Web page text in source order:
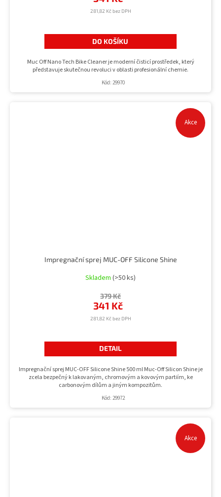
281,82 Kč bez DPH
DO KOŠÍKU
Muc Off Nano Tech Bike Cleaner je moderní čisticí prostředek, který
představuje skutečnou revoluci v oblasti profesionální chemie.
Kód: 29970
Akce
Impregnační sprej MUC-OFF Silicone Shine
Skladem (>50 ks)
281,82 Kč bez DPH
341 Kč
379 Kč
DETAIL
Impregnační sprej MUC-OFF Silicone Shine 500 ml Muc-Off Silicon Shine je
zcela bezpečný k lakovaným, chromovým a kovovým partiím, ke
carbonovým dílům a jiným kompozitům.
Kód: 29972
Akce